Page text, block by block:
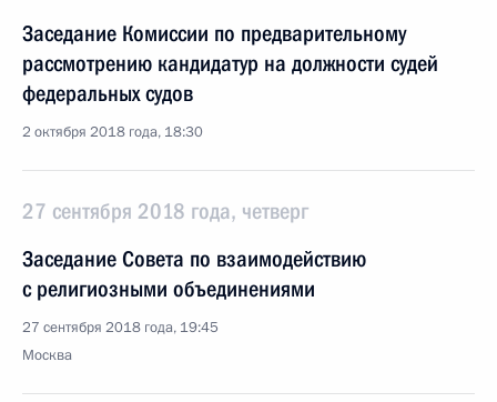
Заседание Комиссии по предварительному
рассмотрению кандидатур на должности судей
федеральных судов
2 октября 2018 года, 18:30
27 сентября 2018 года, четверг
Заседание Совета по взаимодействию
с религиозными объединениями
27 сентября 2018 года, 19:45
Москва